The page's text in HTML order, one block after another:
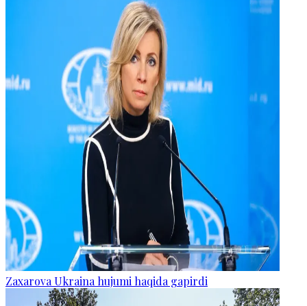
Zaxarova Ukraina hujumi haqida gapirdi